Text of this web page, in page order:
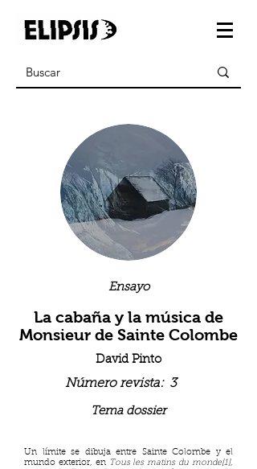
Ensayo
La cabaña y la música de
Monsieur de Sainte Colombe
David Pinto
Número revista: 3
Tema dossier
Un límite se dibuja entre Sainte Colombe y el
mundo exterior, en Tous les matins du monde[1],